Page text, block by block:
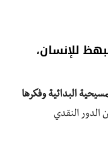
للإنسان،
البدائية وفكرها
الدور النقدي